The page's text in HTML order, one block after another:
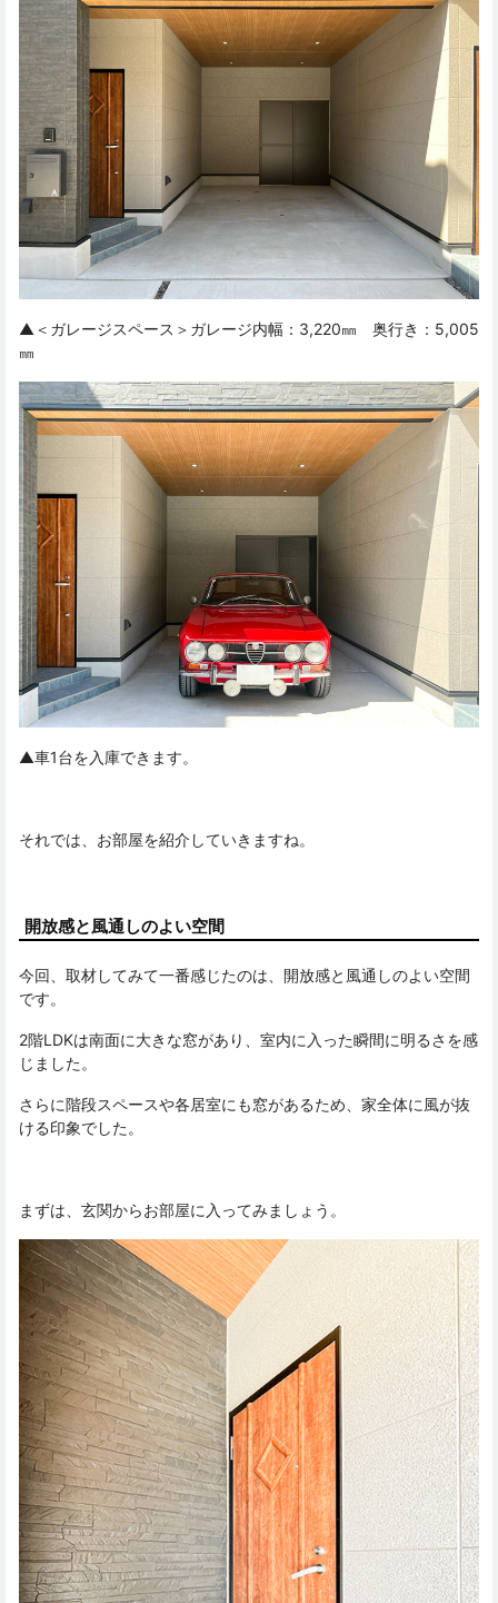
▲＜ガレージスペース＞ガレージ内幅：3,220㎜ 奥行き：5,005
㎜
▲車1台を入庫できます。
それでは、お部屋を紹介していきますね。
開放感と風通しのよい空間
今回、取材してみて一番感じたのは、開放感と風通しのよい空間
です。
2階LDKは南面に大きな窓があり、室内に入った瞬間に明るさを感
じました。
さらに階段スペースや各居室にも窓があるため、家全体に風が抜
ける印象でした。
まずは、玄関からお部屋に入ってみましょう。